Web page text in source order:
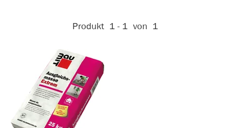
Aktive Filter:
Produkt 1 - 1 von 1